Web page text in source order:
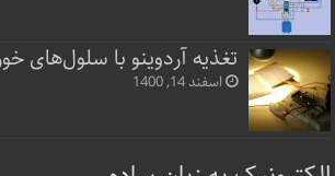
تغذیه آردوینو با سلول‌های
اسفند 14, 1400